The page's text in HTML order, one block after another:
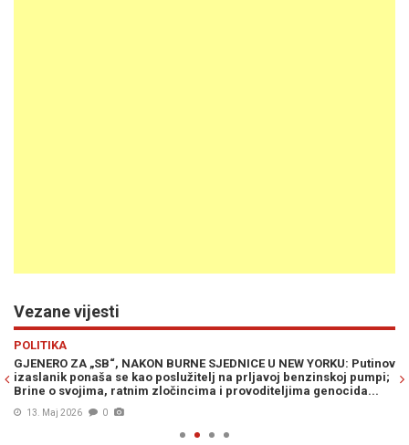
Vezane vijesti
POLITIKA
GJENERO ZA „SB“, NAKON BURNE SJEDNICE U NEW YORKU: Putinov
izaslanik ponaša se kao poslužitelj na prljavoj benzinskoj pumpi;
Brine o svojima, ratnim zločincima i provoditeljima genocida...
13. Maj 2026 0